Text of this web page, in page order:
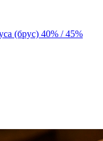
(брус) 40% / 45%